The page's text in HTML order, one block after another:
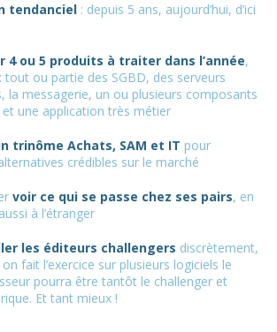
tendanciel : depuis 5 ans, aujourd’hui, d’ici
4 ou 5 produits à traiter dans l’année,
tout ou partie des SGBD, des serveurs
la messagerie, un ou plusieurs composants
une application très métier
trinôme Achats, SAM et IT pour
crédibles sur le marché
voir ce qui se passe chez ses pairs, en
à l’étranger
les éditeurs challengers discrètement,
on fait l’exercice sur plusieurs logiciels le
pourra être tantôt le challenger et
Et tant mieux !